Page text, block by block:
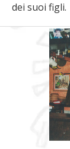
dei suoi figli.